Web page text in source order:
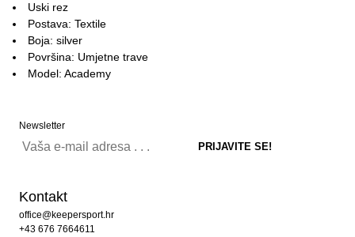
Uski rez
Postava: Textile
Boja: silver
Površina: Umjetne trave
Model: Academy
Newsletter
Kontakt
office@keepersport.hr
+43 676 7664611